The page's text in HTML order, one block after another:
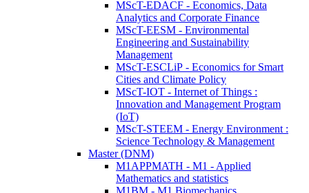
MScT-EDACF - Economics, Data
Analytics and Corporate Finance
MScT-EESM - Environmental
Engineering and Sustainability
Management
MScT-ESCLiP - Economics for Smart
Cities and Climate Policy
MScT-IOT - Internet of Things :
Innovation and Management Program
(IoT)
MScT-STEEM - Energy Environment :
Science Technology & Management
Master (DNM)
M1APPMATH - M1 - Applied
Mathematics and statistics
M1BM - M1 Biomechanics